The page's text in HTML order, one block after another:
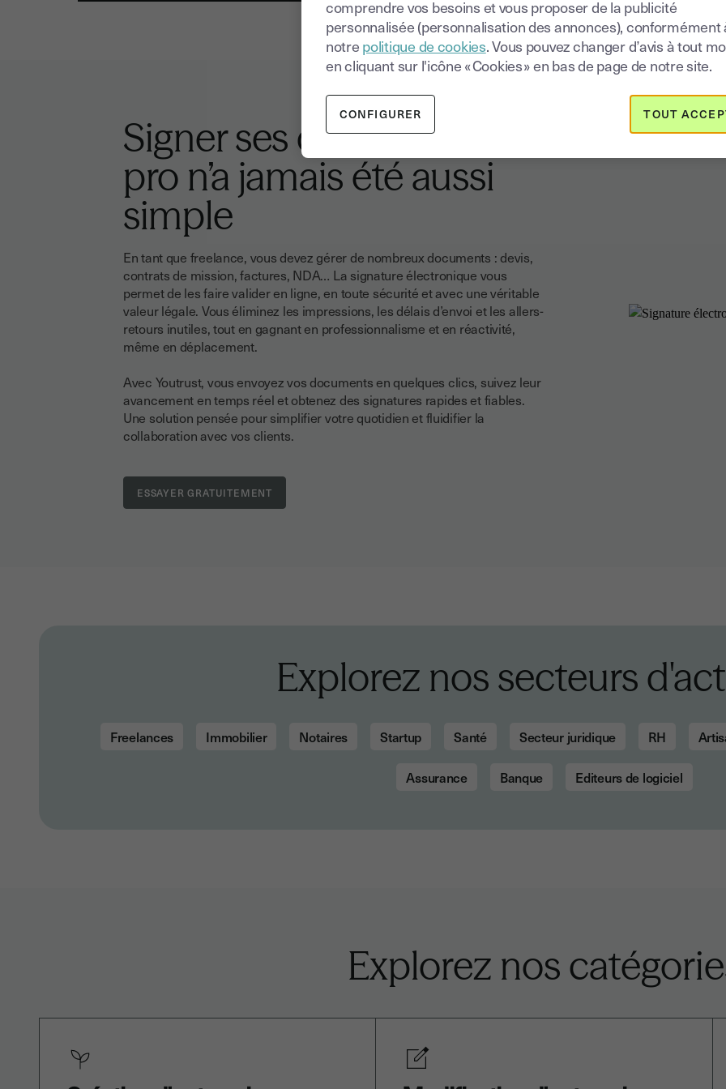
Signer ses documents
pro n’a jamais été aussi
simple
En tant que freelance, vous devez gérer de nombreux documents : devis,
contrats de mission, factures, NDA… La signature électronique vous
permet de les faire valider en ligne, en toute sécurité et avec une véritable
valeur légale. Vous éliminez les impressions, les délais d’envoi et les allers-
retours inutiles, tout en gagnant en professionnalisme et en réactivité,
même en déplacement.
Avec Youtrust, vous envoyez vos documents en quelques clics, suivez leur
avancement en temps réel et obtenez des signatures rapides et fiables.
Une solution pensée pour simplifier votre quotidien et fluidifier la
collaboration avec vos clients.
Explorez nos secteurs
Freelances Immobilier Notaires Startup Santé Secteur juridique RH
Assurance Banque Editeurs de logiciel
Explorez nos
comprendre vos besoins et vous proposer de la publicité
personnalisée (personnalisation des annonces), conformément
notrepolitique de cookies. Vous pouvez changer d’avis à tout
en cliquant sur l'icône « Cookies » en bas de page de notre site.
CONFIGURER TOUT